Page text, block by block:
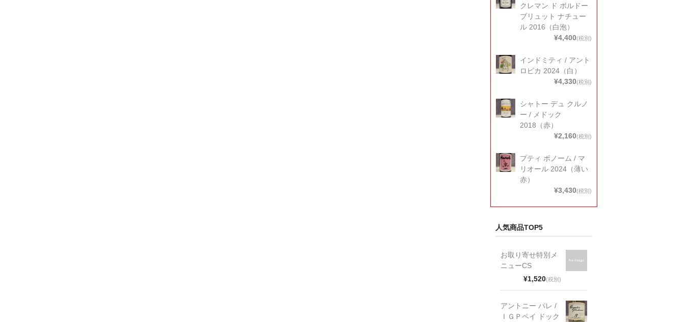
クレマン ド ボルドー
ブリュット ナチュー
ル 2016（白泡）
¥4,400(税別)
インドミティ / アント
ロピカ 2024（白）
¥4,330(税別)
シャトー デュ クルノ
ー / メドック
2018（赤）
¥2,160(税別)
プティ ボノーム / マ
リオール 2024（薄い
赤）
¥3,430(税別)
人気商品TOP5
お取り寄せ特別メ
ニューCS
¥1,520(税別)
アントニー パレ /
ＩＧＰペイ ドック